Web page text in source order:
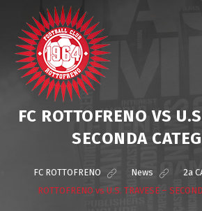
FC ROTTOFRENO VS
SECONDA
FC ROTTOFRENO News 2a
ROTTOFRENO vs U.S. TRAVESE –